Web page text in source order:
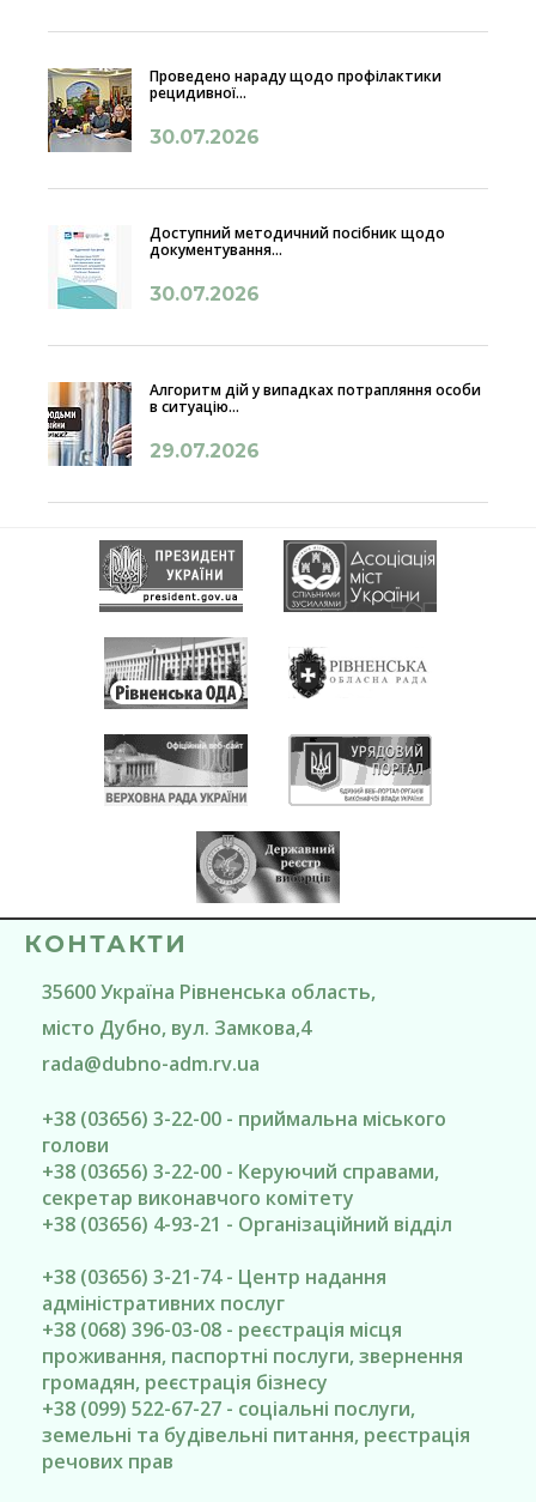
Проведено нараду щодо профілактики
рецидивної...
30.07.2026
Доступний методичний посібник щодо
документування...
30.07.2026
Алгоритм дій у випадках потрапляння особи
в ситуацію...
29.07.2026
КОНТАКТИ
35600Україна Рівненська область,
місто Дубно, вул. Замкова,4
rada@dubno-adm.rv.ua
+38 (03656) 3-22-00 - приймальна міського
голови
+38 (03656) 3-22-00 - Керуючий справами,
секретар виконавчого комітету
+38 (03656) 4-93-21 - Організаційний відділ
+38 (03656) 3-21-74 - Центр надання
адміністративних послуг
+38 (068) 396-03-08 - реєстрація місця
проживання, паспортні послуги, звернення
громадян, реєстрація бізнесу
+38 (099) 522-67-27 - соціальні послуги,
земельні та будівельні питання, реєстрація
речових прав